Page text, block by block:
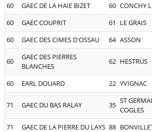
60
GAEC DE LA HAIE BIZET 60 CONCHY
60
GAEC COUPRIT 61 LE GRAIS
60
GAEC DES CIMES D'OSSAU 64 ASSON
60
GAEC DES PIERRES
BLANCHES
62 HESTRUS
60 EARL DOUARD 22 YVIGNAC
71 GAEC DU BAS RALAY 35 ST
COGLES
71 GAEC DE LA PIERRE DU LAYS 88